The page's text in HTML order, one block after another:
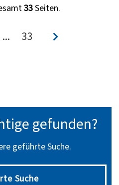
33Seiten.
... 33
gefunden?
geführte Suche.
Suche